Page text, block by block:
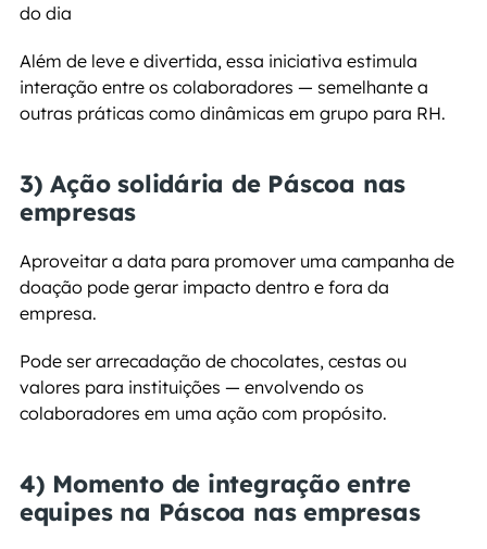
do dia
Além de leve e divertida, essa iniciativa estimula
interação entre os colaboradores — semelhante a
outras práticas como dinâmicas em grupo para RH.
3) Ação solidária de Páscoa nas
empresas
Aproveitar a data para promover uma campanha de
doação pode gerar impacto dentro e fora da
empresa.
Pode ser arrecadação de chocolates, cestas ou
valores para instituições — envolvendo os
colaboradores em uma ação com propósito.
4) Momento de integração entre
equipes na Páscoa nas empresas